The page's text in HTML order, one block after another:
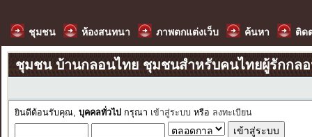
ชุมชน ห้องสนทนา ภาพตกแต่งเว็บ ค้นหา ติด
ชุมชน บ้านกลอนไทย ชุมชนสำหรับคนไทยผู้รักกล
ยินดีต้อนรับคุณ, บุคคลทั่วไป กรุณา เข้าสู่ระบบ หรือ ลงทะเบียน